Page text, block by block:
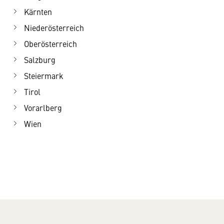
Kärnten
Niederösterreich
Oberösterreich
Salzburg
Steiermark
Tirol
Vorarlberg
Wien